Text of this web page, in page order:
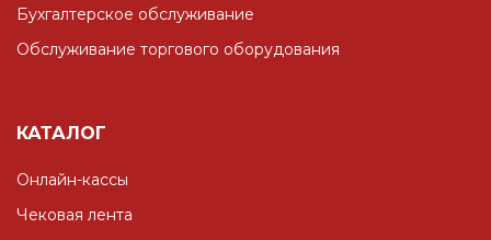
Бухгалтерское обслуживание
Обслуживание торгового оборудования
КАТАЛОГ
Онлайн-кассы
Чековая лента